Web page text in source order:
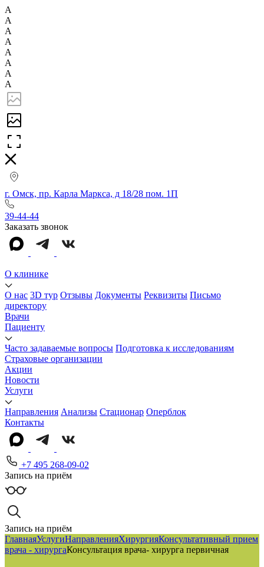
А
А
А
А
А
А
А
А
г. Омск, пр. Карла Маркса, д 18/28 пом. 1П
39-44-44
Заказать звонок
О клинике
О нас 3D тур Отзывы Документы Реквизиты Письмо
директору
Врачи
Пациенту
Часто задаваемые вопросы Подготовка к исследованиям
Страховые организации
Акции
Новости
Услуги
Направления Анализы Стационар Оперблок
Контакты
+7 495 268-09-02
Запись на приём
Запись на приём
ГлавнаяУслугиНаправленияХирургияКонсультативный прием
врача - хирургаКонсультация врача- хирурга первичная